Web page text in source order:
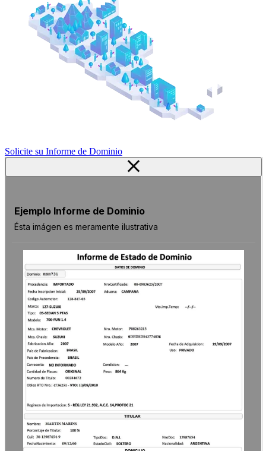
Solicite su Informe de Dominio
Ejemplo Informe de Dominio
Ésta imágen es meramente ilustrativa